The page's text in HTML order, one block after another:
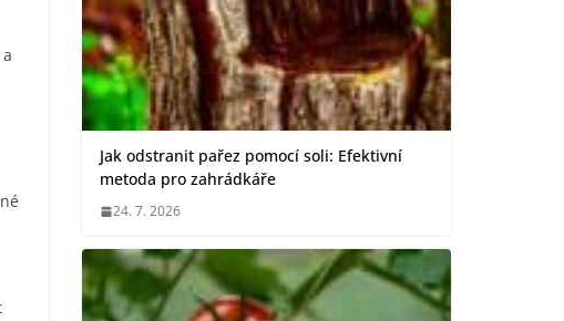
Jak odstranit pařez pomocí soli: Efektivní
metoda pro zahrádkáře
24. 7. 2026